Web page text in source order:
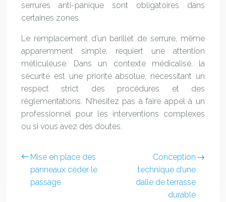
serrures anti-panique sont obligatoires dans
certaines zones.
Le remplacement d’un barillet de serrure, même
apparemment simple, requiert une attention
méticuleuse. Dans un contexte médicalisé, la
sécurité est une priorité absolue, nécessitant un
respect strict des procédures et des
réglementations. N’hésitez pas à faire appel à un
professionnel pour les interventions complexes
ou si vous avez des doutes.
Mise en place des
panneaux céder le
passage
Conception
technique d’une
dalle de terrasse
durable